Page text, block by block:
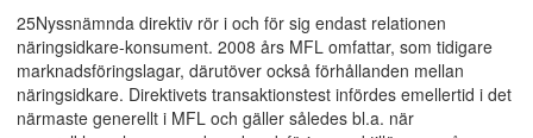
25Nyssnämnda direktiv rör i och för sig endast relationen
näringsidkare-konsument. 2008 års MFL omfattar, som tidigare
marknadsföringslagar, därutöver också förhållanden mellan
näringsidkare. Direktivets transaktionstest infördes emellertid i det
närmaste generellt i MFL och gäller således bl.a. när